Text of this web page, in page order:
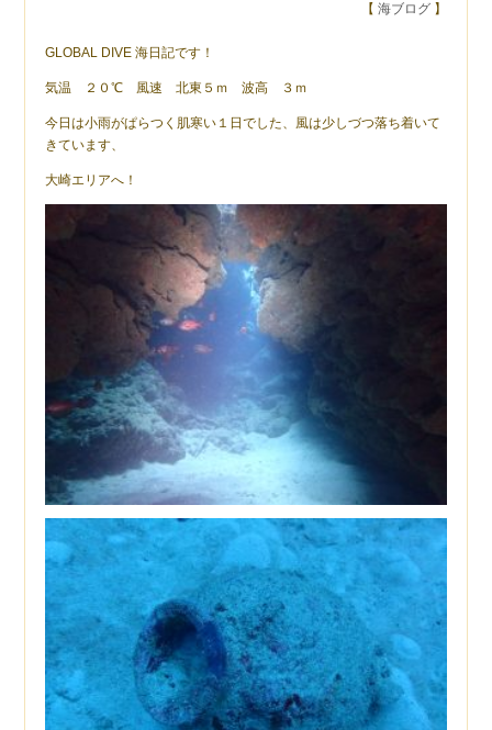
【 海ブログ】
GLOBAL DIVE 海日記です！
気温 ２０℃ 風速 北東５ｍ 波高 ３ｍ
今日は小雨がぱらつく肌寒い１日でした、風は少しづつ落ち着いて
きています、
大崎エリアへ！